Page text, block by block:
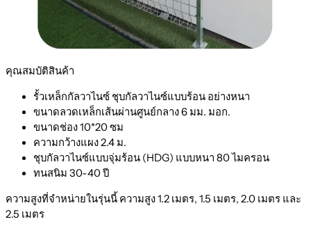
คุณสมบัติสินค้า
รั้วเหล็กกัลวาไนซ์ ชุบกัลวาไนซ์แบบร้อน อย่างหนา
ขนาดลวดเหล็กเส้นผ่านศูนย์กลาง 6 มม. มอก.
ขนาดช่อง 10*20 ซม
ความกว้างแผง 2.4 ม.
ชุบกัลวาไนซ์แบบจุ่มร้อน (HDG) แบบหนา 80 ไมครอน
ทนสนิม 30-40 ปี
ความสูงที่จำหน่ายในรุ่นนี้ ความสูง 1.2 เมตร, 1.5 เมตร, 2.0 เมตร และ
2.5 เมตร